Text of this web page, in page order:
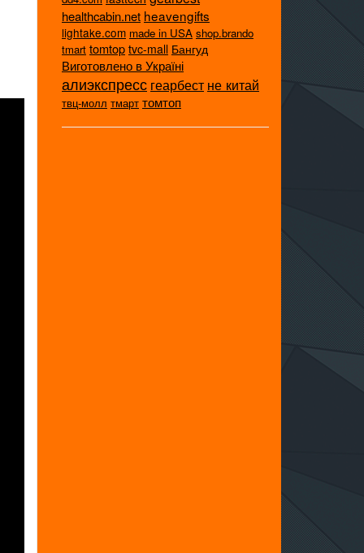
healthcabin.net heavengifts
lightake.com made in USA shop.brando
tmart tomtop tvc-mall Бангуд
Виготовлено в Україні
алиэкспресс геарбест не китай
твц-молл тмарт томтоп